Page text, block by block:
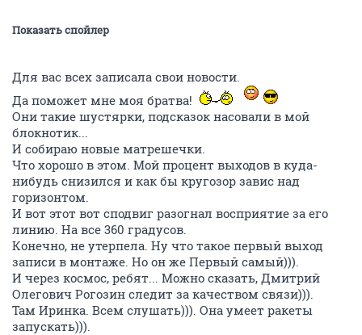
Показать спойлер
Для вас всех записала свои новости.
Да поможет мне моя братва!
Они такие шустярки, подсказок насовали в мой
блокнотик...
И собираю новые матрешечки.
Что хорошо в этом. Мой процент выходов в куда-
нибудь снизился и как бы кругозор завис над
горизонтом.
И вот этот вот сподвиг разогнал восприятие за его
линию. На все 360 градусов.
Конечно, не утерпела. Ну что такое первый выход
записи в монтаже. Но он же Первый самый))).
И через космос, ребят... Можно сказать, Дмитрий
Олегович Рогозин следит за качеством связи))).
Там Иринка. Всем слушать))). Она умеет ракеты
запускать))).